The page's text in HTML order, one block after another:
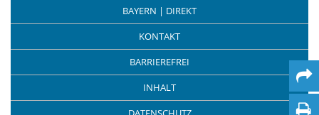
BAYERN | DIREKT
KONTAKT
BARRIEREFREI
INHALT